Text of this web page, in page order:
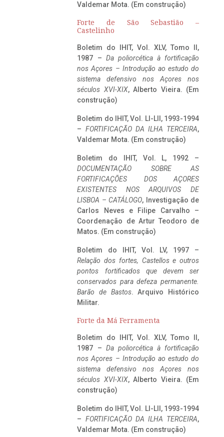
Valdemar Mota. (Em construção)
Forte de São Sebastião –
Castelinho
Boletim do IHIT, Vol. XLV, Tomo II,
1987 – Da poliorcética à fortificação
nos Açores – Introdução ao estudo do
sistema defensivo nos Açores nos
séculos XVI-XIX, Alberto Vieira. (Em
construção)
Boletim do IHIT, Vol. LI-LII, 1993-1994
– FORTIFICAÇÃO DA ILHA TERCEIRA,
Valdemar Mota. (Em construção)
Boletim do IHIT, Vol. L, 1992 –
DOCUMENTAÇÃO SOBRE AS
FORTIFICAÇÕES DOS AÇORES
EXISTENTES NOS ARQUIVOS DE
LISBOA – CATÁLOGO, Investigação de
Carlos Neves e Filipe Carvalho –
Coordenação de Artur Teodoro de
Matos. (Em construção)
Boletim do IHIT, Vol. LV, 1997 –
Relação dos fortes, Castellos e outros
pontos fortificados que devem ser
conservados para defeza permanente.
Barão de Bastos. Arquivo Histórico
Militar.
Forte da Má Ferramenta
Boletim do IHIT, Vol. XLV, Tomo II,
1987 – Da poliorcética à fortificação
nos Açores – Introdução ao estudo do
sistema defensivo nos Açores nos
séculos XVI-XIX, Alberto Vieira. (Em
construção)
Boletim do IHIT, Vol. LI-LII, 1993-1994
– FORTIFICAÇÃO DA ILHA TERCEIRA,
Valdemar Mota. (Em construção)